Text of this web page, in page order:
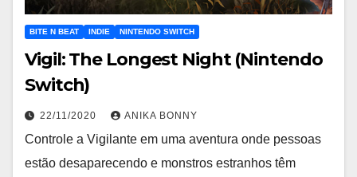
BITE N BEAT INDIE NINTENDO SWITCH
Vigil: The Longest Night (Nintendo
Switch)
22/11/2020 ANIKA BONNY
Controle a Vigilante em uma aventura onde pessoas
estão desaparecendo e monstros estranhos têm